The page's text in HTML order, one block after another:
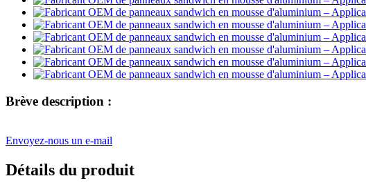
Brève description :
Envoyez-nous un e-mail
Détails du produit